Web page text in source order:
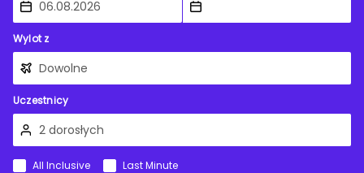
Wylot z
Uczestnicy
All Inclusive Last Minute